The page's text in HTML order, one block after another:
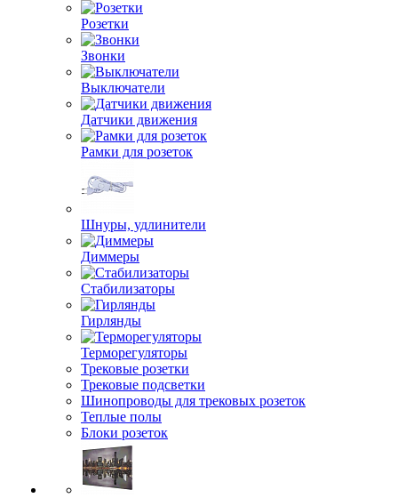
Розетки
Звонки
Выключатели
Датчики движения
Рамки для розеток
Шнуры, удлинители
Диммеры
Стабилизаторы
Гирлянды
Терморегуляторы
Трековые розетки
Трековые подсветки
Шинопроводы для трековых розеток
Теплые полы
Блоки розеток